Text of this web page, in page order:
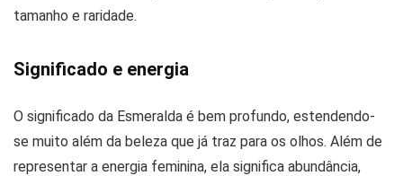
tamanho e raridade.
Significado e energia
O significado da Esmeralda é bem profundo, estendendo-
se muito além da beleza que já traz para os olhos. Além de
representar a energia feminina, ela significa abundância,